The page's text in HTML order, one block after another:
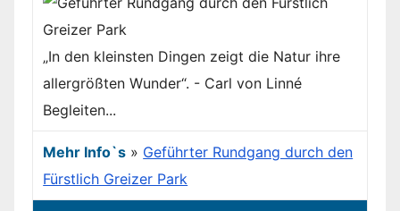
„In den kleinsten Dingen zeigt die Natur ihre
allergrößten Wunder“. - Carl von Linné
Begleiten...
Mehr Info`s » Geführter Rundgang durch den
Fürstlich Greizer Park